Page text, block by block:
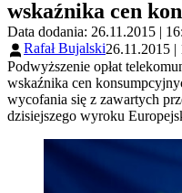
wskaźnika cen
Data dodania: 26.11.2015 |
Rafał Bujalski26.11.2015 |
Podwyższenie opłat
wskaźnika cen
wycofania się z zawartych
dzisiejszego wyroku